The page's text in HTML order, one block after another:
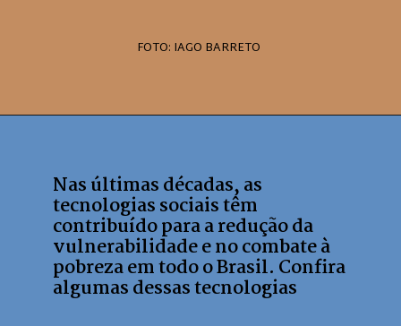
FOTO: IAGO BARRETO
Nas últimas décadas, as
tecnologias sociais têm
contribuído para a redução da
vulnerabilidade e no combate à
pobreza em todo o Brasil. Confira
algumas dessas tecnologias